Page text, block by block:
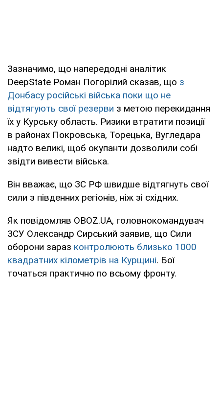
Зазначимо, що напередодні аналітик
DeepState Роман Погорілий сказав, що з
Донбасу російські війська поки що не
відтягують свої резерви з метою перекидання
їх у Курську область. Ризики втратити позиції
в районах Покровська, Торецька, Вугледара
надто великі, щоб окупанти дозволили собі
звідти вивести війська.
Він вважає, що ЗС РФ швидше відтягнуть свої
сили з південних регіонів, ніж зі східних.
Як повідомляв OBOZ.UA, головнокомандувач
ЗСУ Олександр Сирський заявив, що Сили
оборони зараз контролюють близько 1000
квадратних кілометрів на Курщині. Бої
точаться практично по всьому фронту.